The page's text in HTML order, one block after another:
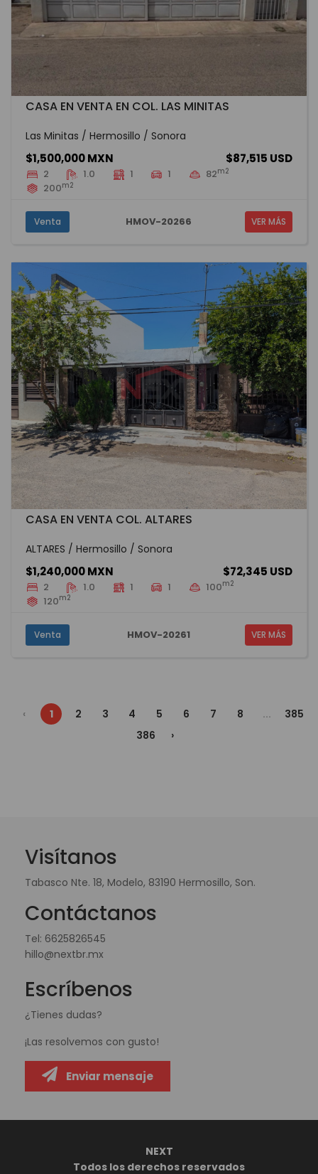
CASA EN VENTA EN COL. LAS MINITAS
Las Minitas / Hermosillo / Sonora
$1,500,000 MXN $87,515 USD
2 1.0 1 1 82m2
200m2
Venta HMOV-20266 VER MÁS
CASA EN VENTA COL. ALTARES
ALTARES / Hermosillo / Sonora
$1,240,000 MXN $72,345 USD
2 1.0 1 1 100m2
120m2
Venta HMOV-20261 VER MÁS
‹ 1 2 3 4 5 6 7 8 ...
385
386
›
Visítanos
Tabasco Nte. 18, Modelo, 83190 Hermosillo, Son.
Contáctanos
Tel: 6625826545
hillo@nextbr.mx
Escríbenos
¿Tienes dudas?
¡Las resolvemos con gusto!
Enviar mensaje
NEXT
Todos los derechos reservados